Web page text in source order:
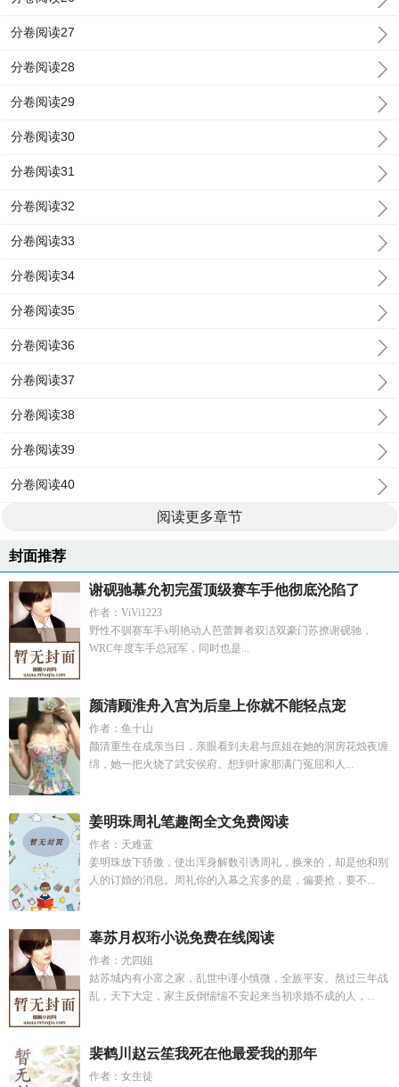
分卷阅读27
分卷阅读28
分卷阅读29
分卷阅读30
分卷阅读31
分卷阅读32
分卷阅读33
分卷阅读34
分卷阅读35
分卷阅读36
分卷阅读37
分卷阅读38
分卷阅读39
分卷阅读40
阅读更多章节
封面推荐
谢砚驰慕允初完蛋顶级赛车手他彻底沦陷了
作者：ViVi1223
野性不驯赛车手x明艳动人芭蕾舞者双洁双豪门苏撩谢砚驰，
WRC年度车手总冠军，同时也是...
颜清顾淮舟入宫为后皇上你就不能轻点宠
作者：鱼十山
颜清重生在成亲当日，亲眼看到夫君与庶姐在她的洞房花烛夜缠
绵，她一把火烧了武安侯府。想到叶家那满门冤屈和人...
姜明珠周礼笔趣阁全文免费阅读
作者：天难蓝
姜明珠放下骄傲，使出浑身解数引诱周礼，换来的，却是他和别
人的订婚的消息。周礼你的入幕之宾多的是，偏要抢，要不...
辜苏月权珩小说免费在线阅读
作者：尤四姐
姑苏城内有小富之家，乱世中谨小慎微，全族平安。熬过三年战
乱，天下大定，家主反倒惴惴不安起来当初求婚不成的人，...
裴鹤川赵云笙我死在他最爱我的那年
作者：女生徒